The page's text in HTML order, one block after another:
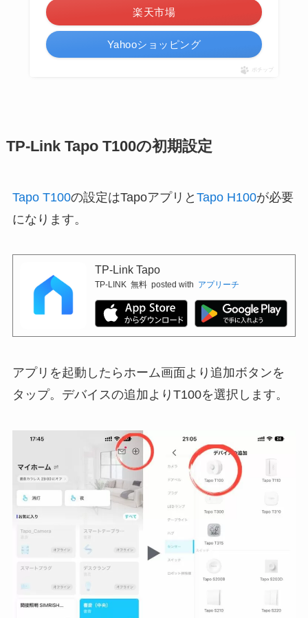
楽天市場
Yahooショッピング
ポチップ
TP-Link Tapo T100の初期設定
Tapo T100の設定はTapoアプリと Tapo H100が必要
になります。
TP-Link Tapo
TP-LINK 無料 posted with アプリーチ
アプリを起動したらホーム画面より追加ボタンを
タップ。デバイスの追加よりT100を選択します。